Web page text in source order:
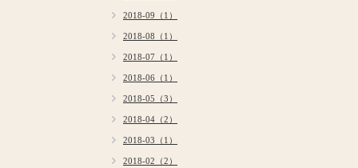
2018-09（1）
2018-08（1）
2018-07（1）
2018-06（1）
2018-05（3）
2018-04（2）
2018-03（1）
2018-02（2）